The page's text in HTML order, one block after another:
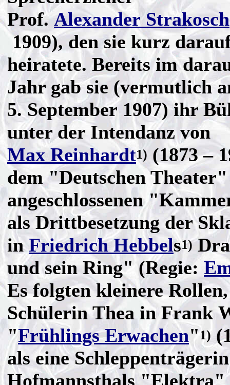
Prof.Alexander Strakosch
1909), den sie kurz
heiratete. Bereits im
Jahr gab sie (vermutlich
5. September 1907) ihr
unter der Intendanz von
Max Reinhardt1) (1873 –
dem "Deutschen Theater"
angeschlossenen
als Drittbesetzung der
inFriedrich Hebbels1)
und sein Ring" (Regie:
Es folgten kleinere
Schülerin Thea in Frank
"Frühlings Erwachen"1)
als eine
Hofmannsthals "Elektra"